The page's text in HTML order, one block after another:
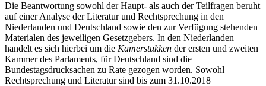
Die Beantwortung sowohl der Haupt- als auch der Teilfragen beruht
auf einer Analyse der Literatur und Rechtsprechung in den
Niederlanden und Deutschland sowie den zur Verfügung stehenden
Materialen des jeweiligen Gesetzgebers. In den Niederlanden
handelt es sich hierbei um die Kamerstukken der ersten und zweiten
Kammer des Parlaments, für Deutschland sind die
Bundestagsdrucksachen zu Rate gezogen worden. Sowohl
Rechtsprechung und Literatur sind bis zum 31.10.2018